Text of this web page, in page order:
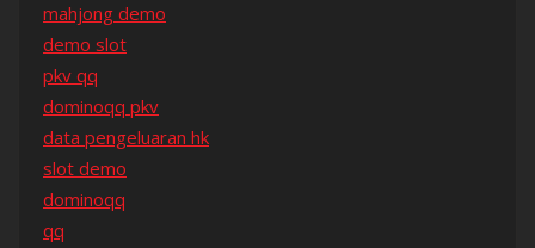
mahjong demo
demo slot
pkv qq
dominoqq pkv
data pengeluaran hk
slot demo
dominoqq
qq